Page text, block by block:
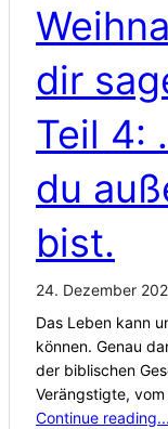
dir
Teil 4:
du
bist.
24. Dezember
Das Leben kann
können. Genau
der biblischen
Verängstigte,
Continue reading...